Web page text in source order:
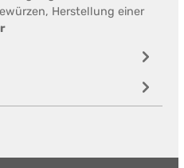
Herstellung einer